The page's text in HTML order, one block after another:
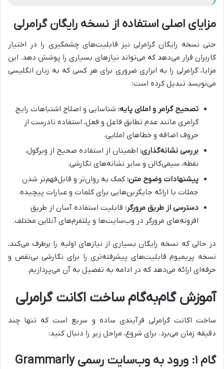
مزایای اصلی استفاده از نسخه رایگان گرامرلی
حتی نسخه رایگان گرامرلی نیز قابلیت‌های چشمگیری را در اختیار
کاربران قرار می‌دهد که می‌تواند نیازهای بسیاری را پوشش دهد. این
مزایا، گرامرلی را به ابزاری ضروری برای هر کسی که به زبان انگلیسی
می‌نویسد تبدیل کرده است:
تصحیح گرامر و املای پایه: شناسایی و اصلاح اشتباهات رایج
گرامری مانند عدم تطابق فاعل و فعل، استفاده نادرست از
حروف اضافه و خطاهای املایی.
بررسی نشانه‌گذاری: اطمینان از استفاده صحیح از ویرگول،
نقطه، سیمی‌کالن و سایر نشانه‌های نگارشی.
پیشنهادات وضوح متن: کمک به روان‌تر و قابل‌فهم‌تر شدن
جملات با ارائه جایگزین‌هایی برای کلمات و عبارات پیچیده.
دسترسی از طریق مرورگر: قابلیت استفاده آسان از طریق
افزونه‌های مرورگر در وب‌سایت‌ها و پلتفرم‌های آنلاین مختلف.
در حالی که نسخه رایگان بسیاری از نیازهای اولیه را برطرف می‌کند،
نسخه پریمیوم قابلیت‌های پیشرفته‌تری را برای نگارشی بی‌نقص و
حرفه‌ای ارائه می‌دهد که در ادامه به تفصیل به آن می‌پردازیم.
آموزش گام‌به‌گام ساخت اکانت گرامرلی
ساخت اکانت گرامرلی فرآیندی ساده و سریع است که تنها چند
دقیقه زمان می‌برد. برای شروع، مراحل زیر را دنبال کنید:
گام ۱: ورود به وب‌سایت رسمی Grammarly